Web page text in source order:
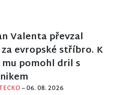
Valenta převzal
evropské stříbro. K
pomohl dril s
– 06. 08. 2026